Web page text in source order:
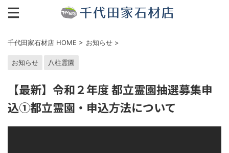
千代田家石材店 HOME > お知らせ >
お知らせ 八柱霊園
【最新】令和２年度 都立霊園抽選募集申
込①都立霊園・申込方法について